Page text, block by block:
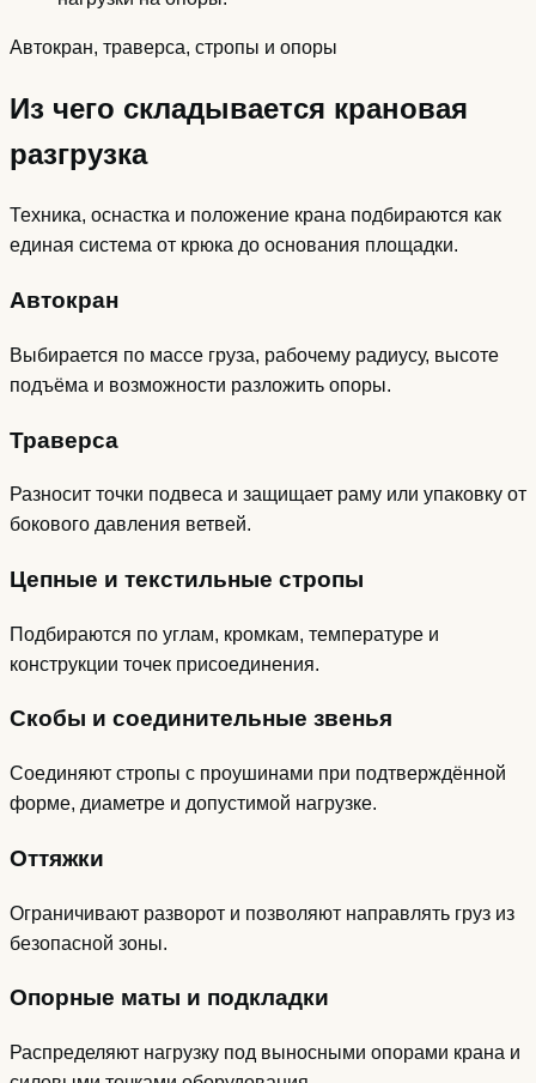
Автокран, траверса, стропы и опоры
Из чего складывается крановая
разгрузка
Техника, оснастка и положение крана подбираются как
единая система от крюка до основания площадки.
Автокран
Выбирается по массе груза, рабочему радиусу, высоте
подъёма и возможности разложить опоры.
Траверса
Разносит точки подвеса и защищает раму или упаковку от
бокового давления ветвей.
Цепные и текстильные стропы
Подбираются по углам, кромкам, температуре и
конструкции точек присоединения.
Скобы и соединительные звенья
Соединяют стропы с проушинами при подтверждённой
форме, диаметре и допустимой нагрузке.
Оттяжки
Ограничивают разворот и позволяют направлять груз из
безопасной зоны.
Опорные маты и подкладки
Распределяют нагрузку под выносными опорами крана и